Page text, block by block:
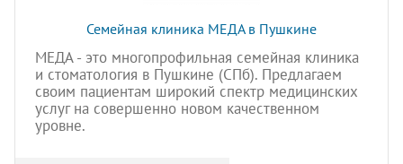
Семейная клиника МЕДА в Пушкине
МЕДА - это многопрофильная семейная клиника
и стоматология в Пушкине (СПб). Предлагаем
своим пациентам широкий спектр медицинских
услуг на совершенно новом качественном
уровне.